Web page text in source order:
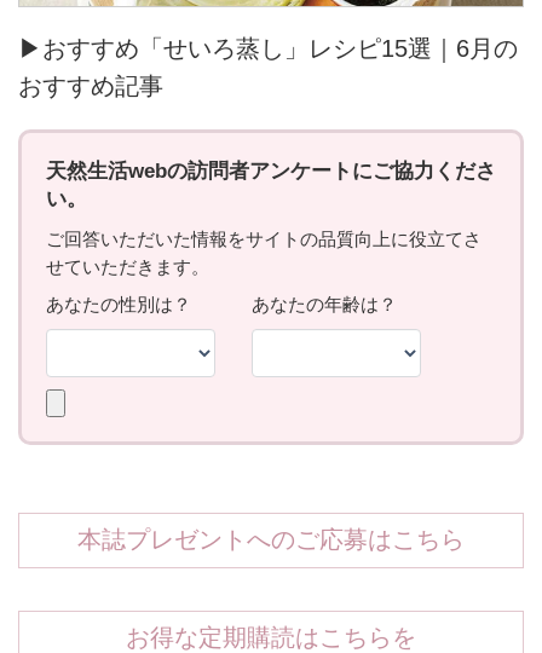
▶おすすめ「せいろ蒸し」レシピ15選｜6月の
おすすめ記事
本誌プレゼントへのご応募はこちら
お得な定期購読はこちらを